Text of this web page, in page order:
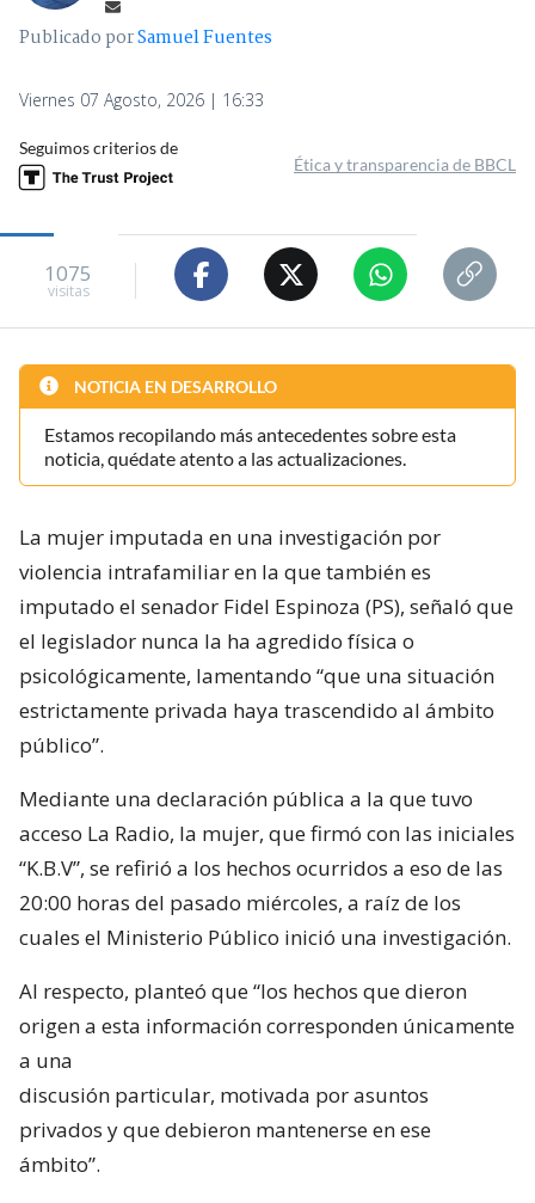
Publicado porSamuel Fuentes
Viernes 07 Agosto, 2026 | 16:33
Seguimos criterios de
Ética y transparencia de BBCL
1075
visitas
NOTICIA EN DESARROLLO
Estamos recopilando más antecedentes sobre esta
noticia, quédate atento a las actualizaciones.
La mujer imputada en una investigación por
violencia intrafamiliar en la que también es
imputado el senador Fidel Espinoza (PS), señaló que
el legislador nunca la ha agredido física o
psicológicamente, lamentando “que una situación
estrictamente privada haya trascendido al ámbito
público”.
Mediante una declaración pública a la que tuvo
acceso La Radio, la mujer, que firmó con las iniciales
“K.B.V”, se refirió a los hechos ocurridos a eso de las
20:00 horas del pasado miércoles, a raíz de los
cuales el Ministerio Público inició una investigación.
Al respecto, planteó que “los hechos que dieron
origen a esta información corresponden únicamente
a una
discusión particular, motivada por asuntos
privados y que debieron mantenerse en ese
ámbito”.